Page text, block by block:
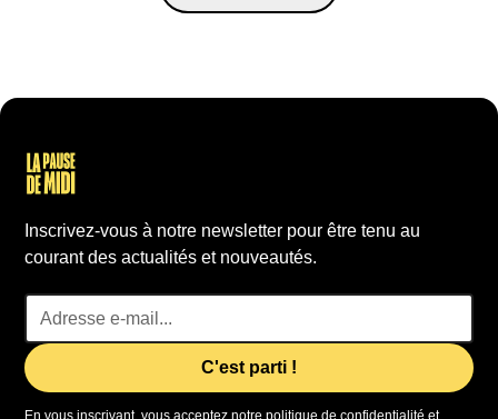
0652698481
Inscrivez-vous à notre newsletter pour être tenu au
courant des actualités et nouveautés.
En vous inscrivant, vous acceptez notre politique de confidentialité et